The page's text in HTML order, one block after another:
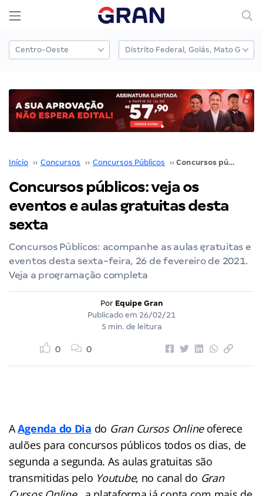
Início ›› Concursos ›› Concursos Públicos ›› Concursos públicos: veja os eventos e aulas gratuitas desta sexta
Concursos públicos: veja os
eventos e aulas gratuitas desta
sexta
Concursos Públicos: acompanhe as aulas gratuitas e
eventos desta sexta-feira, 26 de fevereiro de 2021.
Veja a programação completa
Por Equipe Gran
Publicado em 26/02/21
5 min. de leitura
0 0
AAgenda do Dia do Gran Cursos Online oferece
aulões para concursos públicos todos os dias, de
segunda a segunda. As aulas gratuitas são
transmitidas pelo Youtube, no canal do Gran